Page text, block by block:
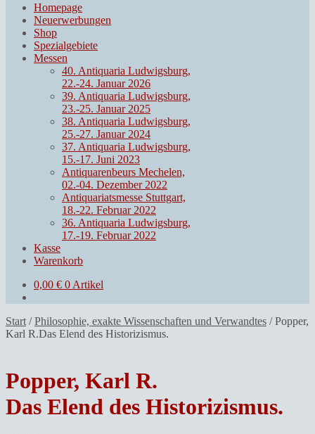
Homepage
Neuerwerbungen
Shop
Spezialgebiete
Messen
40. Antiquaria Ludwigsburg,
22.-24. Januar 2026
39. Antiquaria Ludwigsburg,
23.-25. Januar 2025
38. Antiquaria Ludwigsburg,
25.-27. Januar 2024
37. Antiquaria Ludwigsburg,
15.-17. Juni 2023
Antiquarenbeurs Mechelen,
02.-04. Dezember 2022
Antiquariatsmesse Stuttgart,
18.-22. Februar 2022
36. Antiquaria Ludwigsburg,
17.-19. Februar 2022
Kasse
Warenkorb
0,00 € 0 Artikel
Start /Philosophie, exakte Wissenschaften und Verwandtes /Popper,
Karl R.Das Elend des Historizismus.
Popper, Karl R.
Das Elend des Historizismus.